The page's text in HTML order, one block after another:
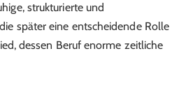
strukturierte und
später eine entscheidende Rolle
dessen Beruf enorme zeitliche